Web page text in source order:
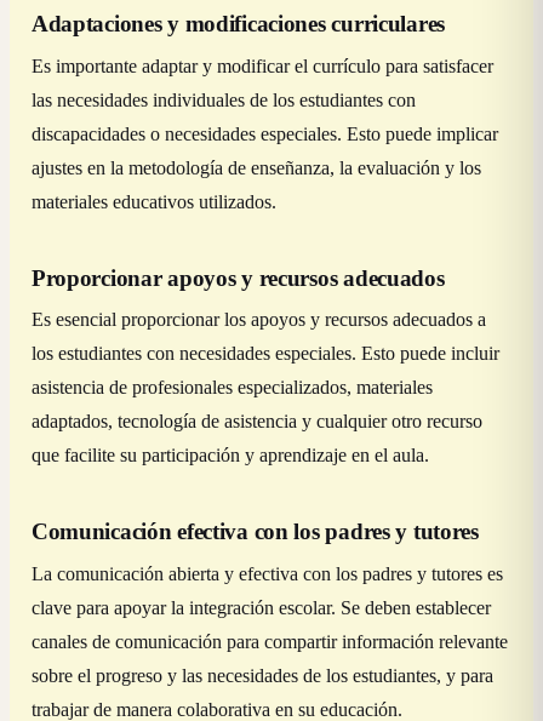
Adaptaciones y modificaciones curriculares
Es importante adaptar y modificar el currículo para satisfacer
las necesidades individuales de los estudiantes con
discapacidades o necesidades especiales. Esto puede implicar
ajustes en la metodología de enseñanza, la evaluación y los
materiales educativos utilizados.
Proporcionar apoyos y recursos adecuados
Es esencial proporcionar los apoyos y recursos adecuados a
los estudiantes con necesidades especiales. Esto puede incluir
asistencia de profesionales especializados, materiales
adaptados, tecnología de asistencia y cualquier otro recurso
que facilite su participación y aprendizaje en el aula.
Comunicación efectiva con los padres y tutores
La comunicación abierta y efectiva con los padres y tutores es
clave para apoyar la integración escolar. Se deben establecer
canales de comunicación para compartir información relevante
sobre el progreso y las necesidades de los estudiantes, y para
trabajar de manera colaborativa en su educación.